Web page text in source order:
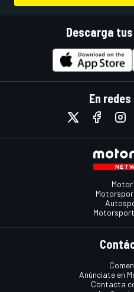
Descarga
En
Anúnciate en
Contacta